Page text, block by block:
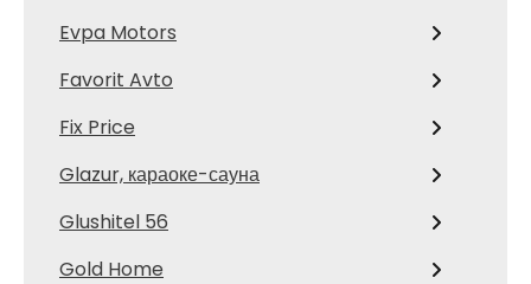
Evpa Motors
Favorit Avto
Fix Price
Glazur, караоке-сауна
Glushitel 56
Gold Home